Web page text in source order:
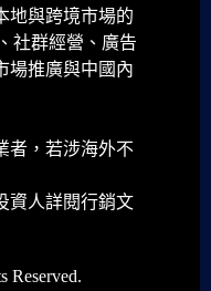
地與跨境市場的
社群經營、廣告
場推廣與中國內
者，若涉海外不
資人詳閱行銷文